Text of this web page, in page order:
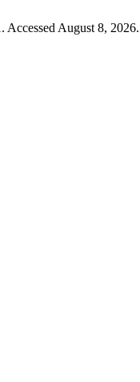
Accessed August 8, 2026.